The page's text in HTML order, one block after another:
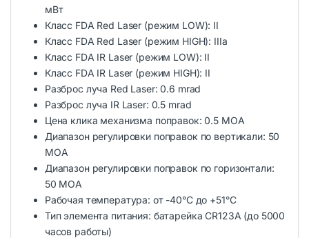
мВт
Класс FDA Red Laser (режим LOW): II
Класс FDA Red Laser (режим HIGH): IIIa
Класс FDA IR Laser (режим LOW): II
Класс FDA IR Laser (режим HIGH): II
Разброс луча Red Laser: 0.6 mrad
Разброс луча IR Laser: 0.5 mrad
Цена клика механизма поправок: 0.5 MOA
Диапазон регулировки поправок по вертикали: 50
MOA
Диапазон регулировки поправок по горизонтали:
50 MOA
Рабочая температура: от -40°C до +51°C
Тип элемента питания: батарейка CR123A (до 5000
часов работы)